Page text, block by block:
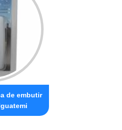
de embutir